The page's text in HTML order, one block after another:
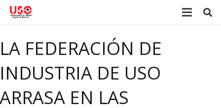
LA FEDERACIÓN DE
INDUSTRIA DE USO
ARRASA EN LAS